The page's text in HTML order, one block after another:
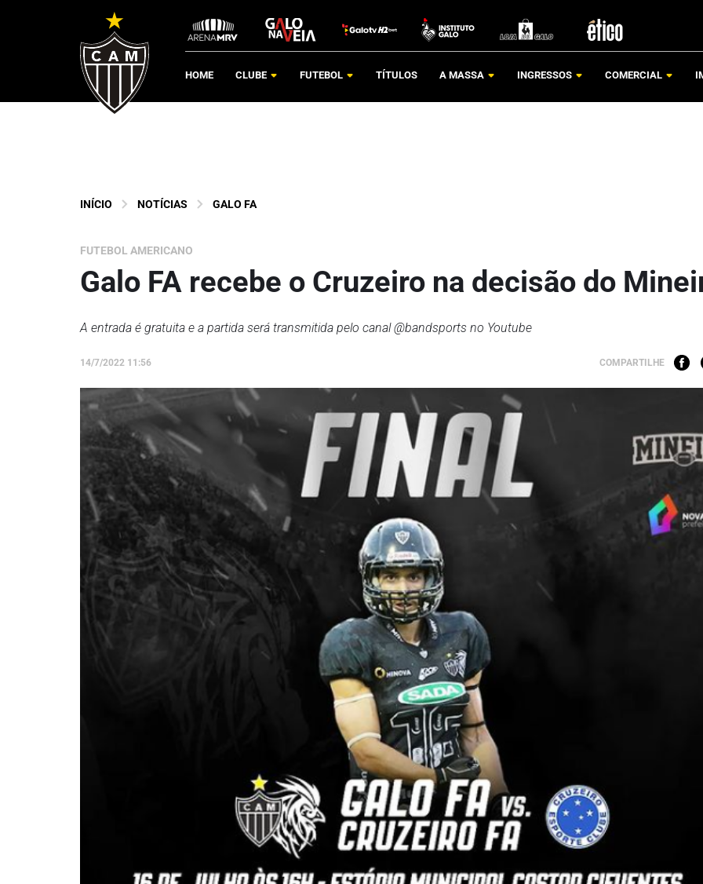
HOME CLUBE FUTEBOL TÍTULOS A MASSA INGRESSOS COMERCIAL
INÍCIO NOTÍCIAS GALO FA
FUTEBOL AMERICANO
Galo FA recebe o Cruzeiro na decisão do
A entrada é gratuita e a partida será transmitida pelo canal @bandsports no Youtube
14/7/2022 11:56 COMPARTILHE